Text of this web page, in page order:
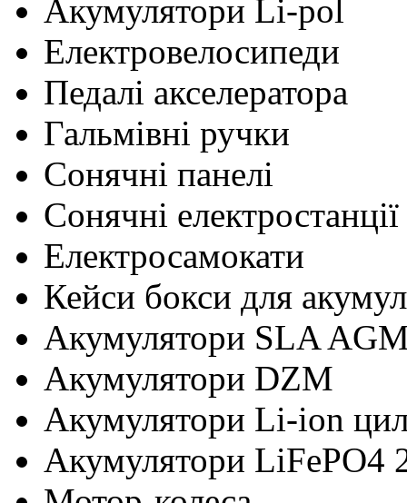
Акумулятори Li-pol
Електровелосипеди
Педалі акселератора
Гальмівні ручки
Сонячні панелі
Сонячні електростанції
Електросамокати
Кейси бокси для
Акумулятори SLA
Акумулятори DZM
Акумулятори Li-ion
Акумулятори LiFePO4